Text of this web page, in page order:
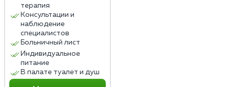
терапия
Консультации и
наблюдение
специалистов
Больничный лист
Индивидуальное
питание
В палате туалет и душ